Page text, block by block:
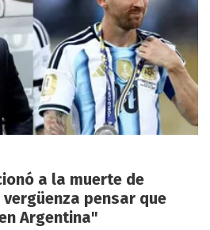
a la muerte de
pensar que
Argentina"